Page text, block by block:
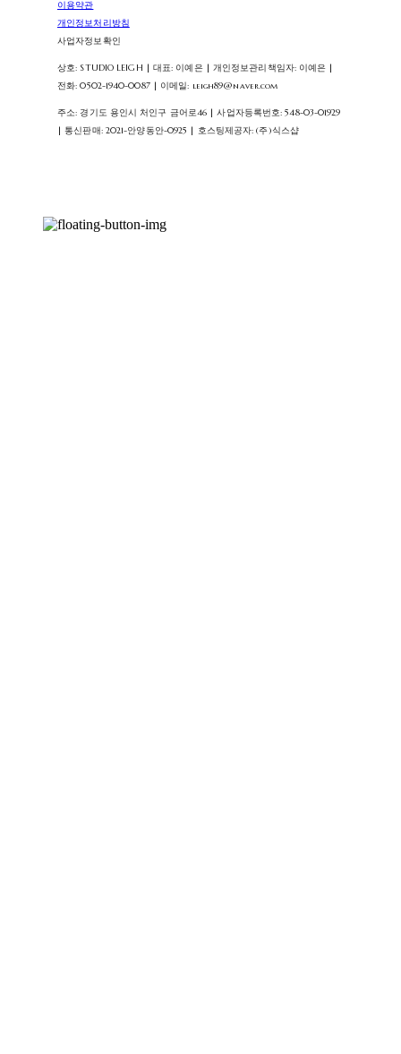
이용약관
개인정보처리방침
사업자정보확인
상호: STUDIO LEIGH | 대표: 이예은 | 개인정보관리책임자: 이예은 |
전화: 0502-1940-0087 | 이메일: leigh89@naver.com
주소: 경기도 용인시 처인구 금어로46 | 사업자등록번호:548-03-01929
| 통신판매: 2021-안양동안-0925 | 호스팅제공자: (주)식스샵